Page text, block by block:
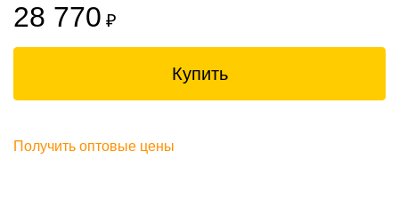
28 770 ₽
Купить
Получить оптовые цены